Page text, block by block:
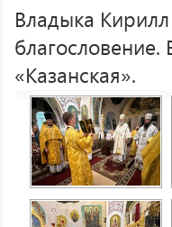
Владыка
«Казанская».